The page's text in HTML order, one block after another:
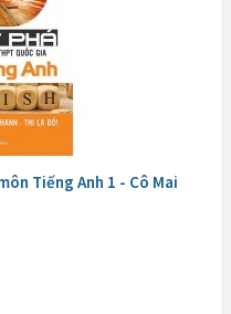
Tiếng Anh 1 - Cô Mai